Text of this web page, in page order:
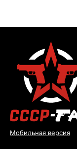
Мобильная версия